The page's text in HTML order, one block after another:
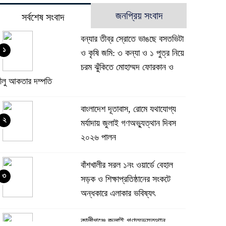
সর্বশেষ সংবাদ জনপ্রিয় সংবাদ
বন্যার তীব্র স্রোতে ভাঙছে বসতভিটা
ও কৃষি জমি: ৩ কন্যা ও ১ পুত্র নিয়ে
চরম ঝুঁকিতে মোহাম্মদ ফোরকান ও
আকতার দম্পতি
১
বাংলাদেশ দূতাবাস, রোমে যথাযোগ্য
মর্যাদায় জুলাই গণঅভ্যুত্থান দিবস
২০২৬ পালন
২
বাঁশখালীর সরল ১নং ওয়ার্ডে বেহাল
সড়ক ও শিক্ষাপ্রতিষ্ঠানের সংকটে
অন্ধকারে এলাকার ভবিষ্যৎ
৩
কালীগঞ্জে জুলাই গণঅভ্যুত্থান